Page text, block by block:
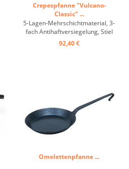
Crepespfanne "Vulcano-
Classic" ...
5-Lagen-Mehrschichtmaterial, 3-
fach Antihaftversiegelung, Stiel
aus Edelstahl, für alle Herdarten
...
92,40 €
Omelettenpfanne ...